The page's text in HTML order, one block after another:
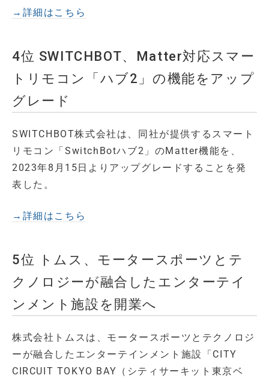
→詳細はこちら
4位 SWITCHBOT、Matter対応スマー
トリモコン「ハブ2」の機能をアップ
グレード
SWITCHBOT株式会社は、同社が提供するスマート
リモコン「SwitchBotハブ2」のMatter機能を、
2023年8月15日よりアップグレードすることを発
表した。
→詳細はこちら
5位 トムス、モータースポーツとテ
クノロジーが融合したエンターテイ
ンメント施設を開業へ
株式会社トムスは、モータースポーツとテクノロジ
ーが融合したエンターテインメント施設「CITY
CIRCUIT TOKYO BAY（シティサーキット東京ベ